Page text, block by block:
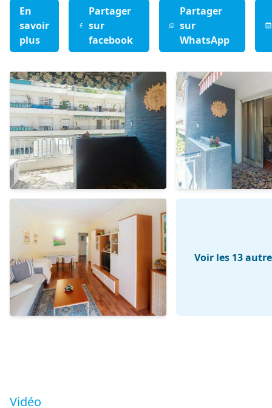
En
savoir
plus
Partager
sur
facebook
Partager
sur
WhatsApp
Voir les 13
Vidéo